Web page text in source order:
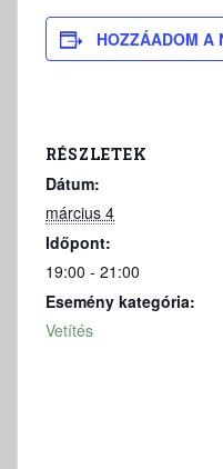
HOZZÁADOM A
RÉSZLETEK
Dátum:
március 4
Időpont:
19:00 - 21:00
Esemény kategória:
Vetítés